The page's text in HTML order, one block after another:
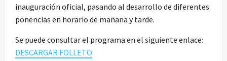
inauguración oficial, pasando al desarrollo de diferentes
ponencias en horario de mañana y tarde.
Se puede consultar el programa en el siguiente enlace:
DESCARGAR FOLLETO